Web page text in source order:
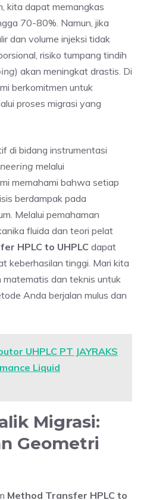
kita dapat memangkas
70-80%. Namun, jika
dan volume injeksi tidak
risiko tumpang tindih
) akan meningkat drastis. Di
berkomitmen untuk
proses migrasi yang
di bidang instrumentasi
melalui
memahami bahwa setiap
berdampak pada
Melalui pemahaman
fluida dan teori pelat
HPLC to UHPLC dapat
keberhasilan tinggi. Mari kita
dan teknis untuk
Anda berjalan mulus dan
UHPLC PT JAYRAKS
Liquid
Migrasi:
Geometri
Method Transfer HPLC to